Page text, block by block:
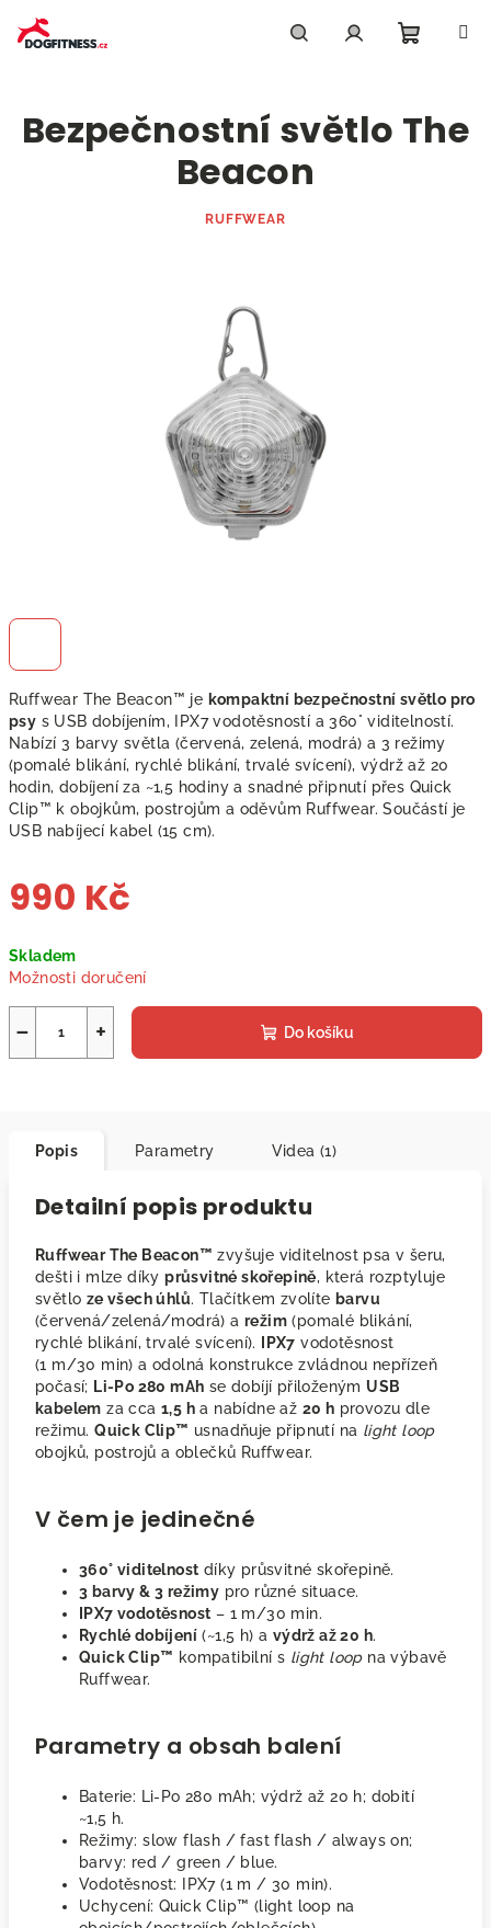
obsah
košík
Ruffwear The Beacon™ je kompaktní bezpečnostní světlo pro
psy s USB dobíjením, IPX7 vodotěsností a 360° viditelností.
Nabízí 3 barvy světla (červená, zelená, modrá) a 3 režimy
(pomalé blikání, rychlé blikání, trvalé svícení), výdrž až 20
hodin, dobíjení za ~1,5 hodiny a snadné připnutí přes Quick
Clip™ k obojkům, postrojům a oděvům Ruffwear. Součástí je
USB nabíjecí kabel (15 cm).
990 Kč
cena:
Skladem
Možnosti doručení
+
− Do košíku
Bezpečnostní světlo The
Beacon
RUFFWEAR
Popis Parametry Videa (1)
Detailní popis produktu
Ruffwear The Beacon™ zvyšuje viditelnost psa v šeru,
dešti i mlze díkyprůsvitné skořepině, která rozptyluje
světlo ze všech úhlů. Tlačítkem zvolíte barvu
(červená/zelená/modrá) a režim (pomalé blikání,
rychlé blikání, trvalé svícení).
IPX7 vodotěsnost
(1 m/30 min) a odolná konstrukce zvládnou nepřízeň
počasí; Li-Po 280 mAh se dobíjí přiloženýmUSB
kabelem za cca1,5 h a nabídne až 20 h provozu dle
režimu.Quick Clip™ usnadňuje připnutí na light loop
obojků, postrojů a oblečků Ruffwear.
V čem je jedinečné
360° viditelnost díky průsvitné skořepině.
3 barvy & 3 režimy pro různé situace.
IPX7 vodotěsnost – 1 m/30 min.
Rychlé dobíjení (~1,5 h) a výdrž až 20 h.
Quick Clip™ kompatibilní s light loopna výbavě
Ruffwear.
Parametry a obsah balení
Baterie: Li-Po 280 mAh; výdrž až 20 h; dobití
~1,5 h.
Režimy: slow flash / fast flash / always on;
barvy: red / green / blue.
Vodotěsnost: IPX7 (1 m / 30 min).
Uchycení: Quick Clip™ (light loop na